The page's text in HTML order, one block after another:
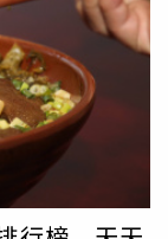
，甚至未必能在
「台灣馬鈴薯」
哩』」的新奇
K指出愛知縣的
「味仙」推出的
與名古屋「台
原因，老K指
當獨特的「台灣